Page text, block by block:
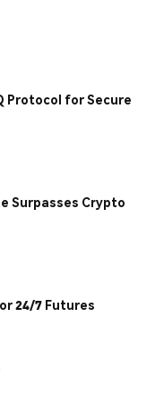
Protocol for Secure
Surpasses Crypto
24/7 Futures